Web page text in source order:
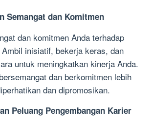
Semangat dan Komitmen
dan komitmen Anda terhadap
inisiatif, bekerja keras, dan
untuk meningkatkan kinerja Anda.
dan berkomitmen lebih
dan dipromosikan.
Peluang Pengembangan Karier